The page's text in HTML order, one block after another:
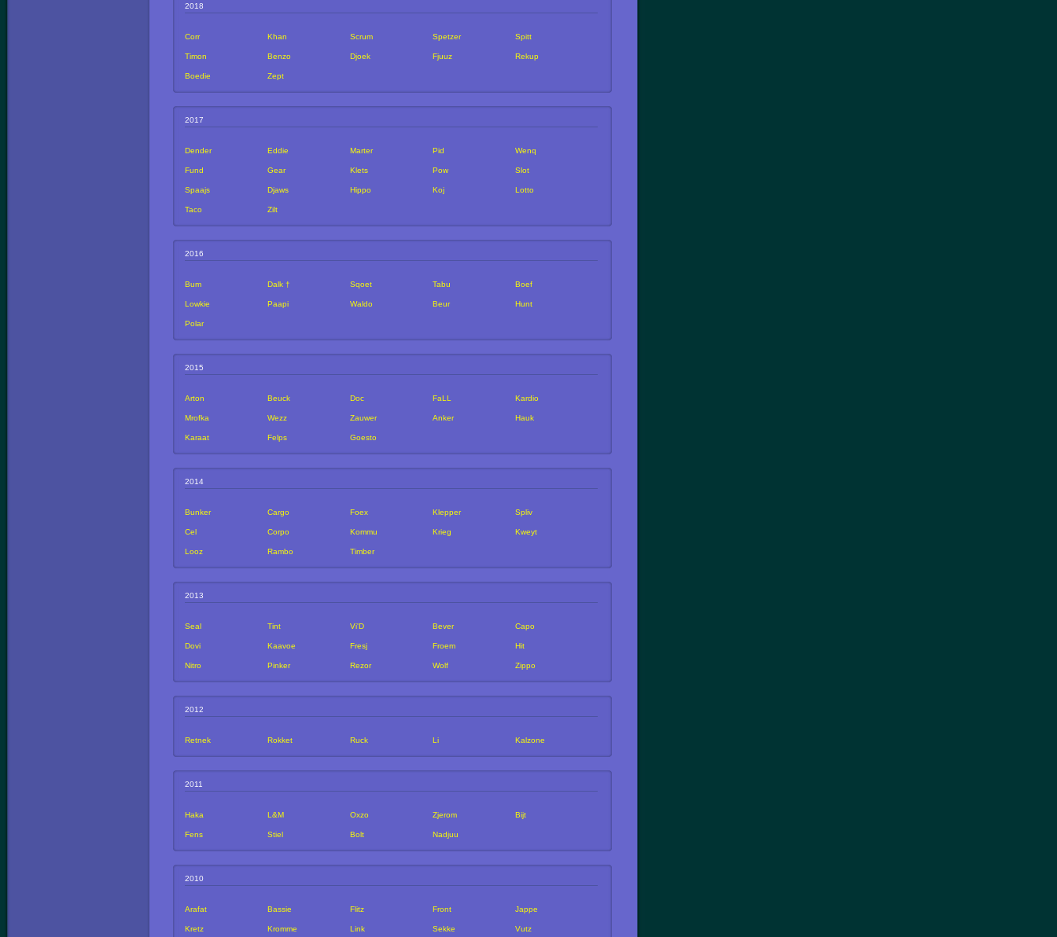
2018
Corr Khan Scrum Spetzer Spitt
Timon Benzo Djoek Fjuuz Rekup
Boedie Zept
2017
Dender Eddie Marter Pid Wenq
Fund Gear Klets Pow Slot
Spaajs Djaws Hippo Koj Lotto
Taco Zilt
2016
Bum Dalk † Sqoet Tabu Boef
Lowkie Paapi Waldo Beur Hunt
Polar
2015
Arton Beuck Doc FaLL Kardio
Mrofka Wezz Zauwer Anker Hauk
Karaat Felps Goesto
2014
Bunker Cargo Foex Klepper Spliv
Cel Corpo Kommu Krieg Kweyt
Looz Rambo Timber
2013
Seal Tint Vi'D Bever Capo
Dovi Kaavoe Fresj Froem Hit
Nitro Pinker Rezor Wolf Zippo
2012
Retnek Rokket Ruck Li Kalzone
2011
Haka L&M Oxzo Zjerom Bijt
Fens Stiel Bolt Nadjuu
2010
Arafat Bassie Flitz Front Jappe
Kretz Kromme Link Sekke Vutz